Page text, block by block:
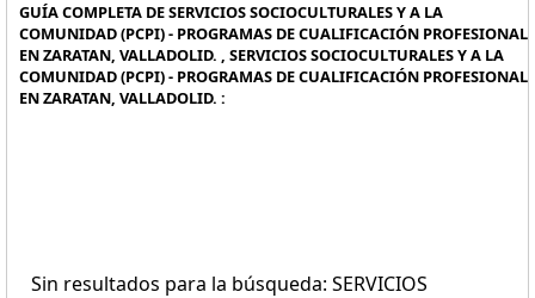
GUÍA COMPLETA DE SERVICIOS SOCIOCULTURALES Y A LA
COMUNIDAD (PCPI) - PROGRAMAS DE CUALIFICACIÓN PROFESIONAL
EN ZARATAN, VALLADOLID. , SERVICIOS SOCIOCULTURALES Y A LA
COMUNIDAD (PCPI) - PROGRAMAS DE CUALIFICACIÓN PROFESIONAL
EN ZARATAN, VALLADOLID. :
Sin resultados para la búsqueda: SERVICIOS